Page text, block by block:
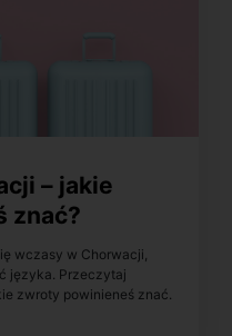
– jakie
znać?
wczasy w Chorwacji,
języka. Przeczytaj
zwroty powinieneś znać.